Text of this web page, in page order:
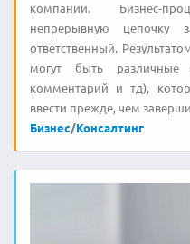
компании. Бизнес-
непрерывную цепочку
ответственный.
могут быть
комментарий и тд),
ввести прежде, чем
Бизнес/Консалтинг